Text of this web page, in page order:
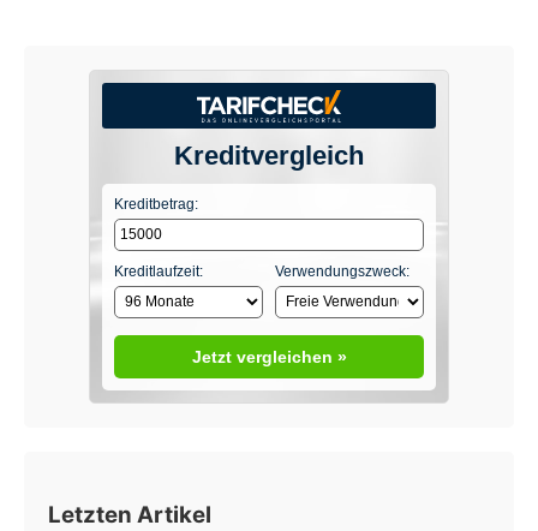
Kreditvergleich
Kreditbetrag:
Kreditlaufzeit: Verwendungszweck:
Jetzt vergleichen »
Letzten Artikel